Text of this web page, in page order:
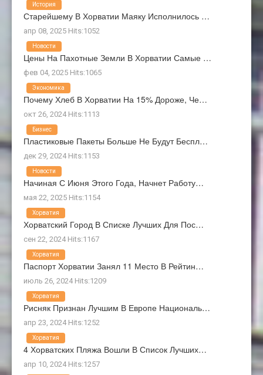
Старейшему В Хорватии Маяку Исполнилось …
апр 08, 2025 Hits:1052
История
Цены На Пахотные Земли В Хорватии Самые …
фев 04, 2025 Hits:1065
Новости
Почему Хлеб В Хорватии На 15% Дороже, Че…
окт 26, 2024 Hits:1113
Экономика
Пластиковые Пакеты Больше Не Будут Беспл…
дек 29, 2024 Hits:1153
Бизнес
Начиная С Июня Этого Года, Начнет Работу…
мая 22, 2025 Hits:1154
Новости
Хорватский Город В Списке Лучших Для Пос…
сен 22, 2024 Hits:1167
Хорватия
Паспорт Хорватии Занял 11 Место В Рейтин…
июль 26, 2024 Hits:1209
Хорватия
Рисняк Признан Лучшим В Европе Националь…
апр 23, 2024 Hits:1252
Хорватия
4 Хорватских Пляжа Вошли В Список Лучших…
апр 10, 2024 Hits:1257
Хорватия